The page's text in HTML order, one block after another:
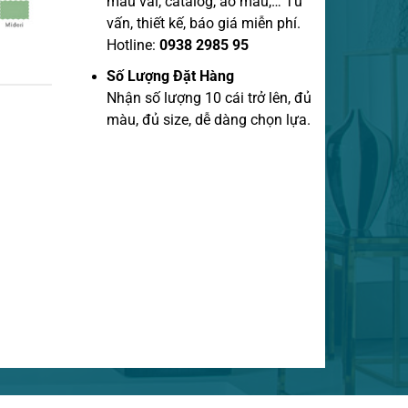
vấn, thiết kế, báo giá miễn phí.
Hotline: 0938 2985 95
Số Lượng Đặt Hàng
Nhận số lượng 10 cái trở lên, đủ
màu, đủ size, dễ dàng chọn lựa.